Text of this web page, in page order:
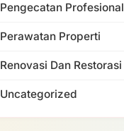
Pengecatan Profesional
Perawatan Properti
Renovasi Dan Restorasi
Uncategorized